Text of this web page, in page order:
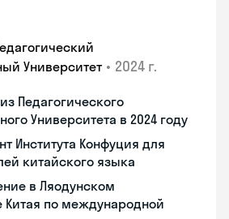
Университет • 2024 г.
Педагогического
Университета в 2024 году
Института Конфуция для
китайского языка
в Ляодунском
Китая по международной